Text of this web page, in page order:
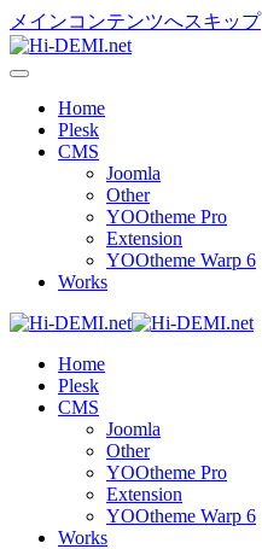
メインコンテンツへスキップ
Home
Plesk
CMS
Joomla
Other
YOOtheme Pro
Extension
YOOtheme Warp 6
Works
Home
Plesk
CMS
Joomla
Other
YOOtheme Pro
Extension
YOOtheme Warp 6
Works